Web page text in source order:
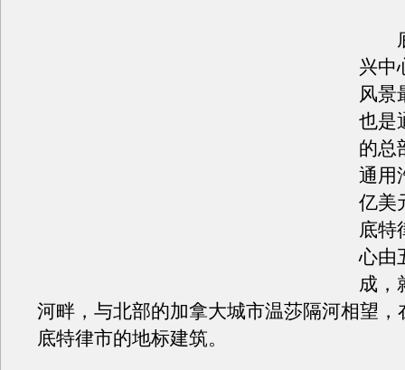
底
兴中
风景
也是
的总
通用
亿美
底特
心由
成，
河畔，与北部的加拿大城市温莎隔河相望，
底特律市的地标建筑。